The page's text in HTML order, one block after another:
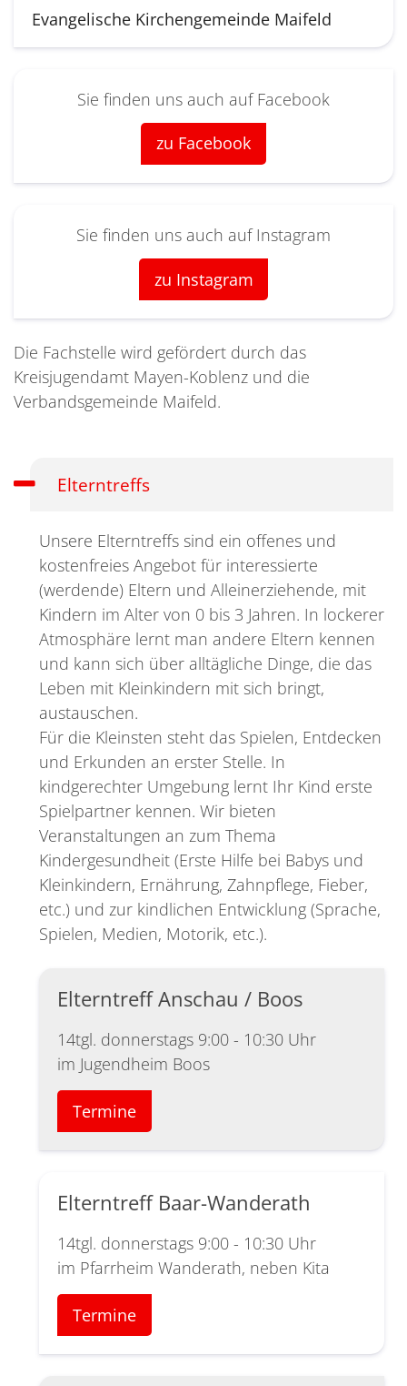
Evangelische Kirchengemeinde Maifeld
Sie finden uns auch auf Facebook
zu Facebook
Sie finden uns auch auf Instagram
zu Instagram
Die Fachstelle wird gefördert durch das
Kreisjugendamt Mayen-Koblenz und die
Verbandsgemeinde Maifeld.
Elterntreffs
Unsere Elterntreffs sind ein offenes und
kostenfreies Angebot für interessierte
(werdende) Eltern und Alleinerziehende, mit
Kindern im Alter von 0 bis 3 Jahren. In lockerer
Atmosphäre lernt man andere Eltern kennen
und kann sich über alltägliche Dinge, die das
Leben mit Kleinkindern mit sich bringt,
austauschen.
Für die Kleinsten steht das Spielen, Entdecken
und Erkunden an erster Stelle. In
kindgerechter Umgebung lernt Ihr Kind erste
Spielpartner kennen. Wir bieten
Veranstaltungen an zum Thema
Kindergesundheit (Erste Hilfe bei Babys und
Kleinkindern, Ernährung, Zahnpflege, Fieber,
etc.) und zur kindlichen Entwicklung (Sprache,
Spielen, Medien, Motorik, etc.).
Elterntreff Anschau / Boos
14tgl. donnerstags 9:00 - 10:30 Uhr
im Jugendheim Boos
Termine
Elterntreff Baar-Wanderath
14tgl. donnerstags 9:00 - 10:30 Uhr
im Pfarrheim Wanderath, neben Kita
Termine